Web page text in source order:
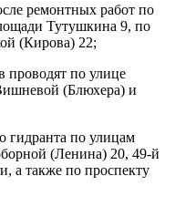
ремонтных работ по
Тутушкина 9, по
(Кирова) 22;
проводят по улице
(Блюхера) и
гидранта по улицам
(Ленина) 20, 49-й
а также по проспекту